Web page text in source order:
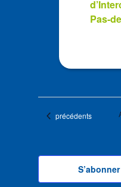
Pas-
Évènements
précédents